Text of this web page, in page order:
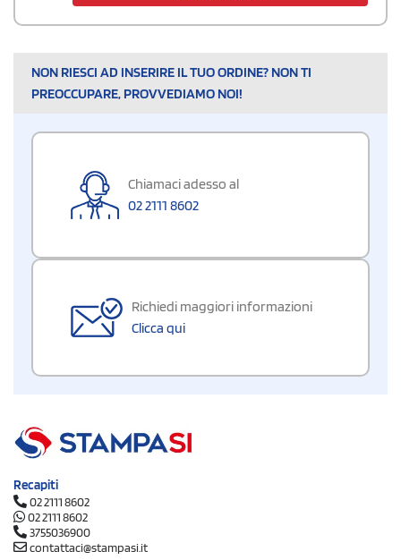
NON RIESCI AD INSERIRE IL TUO ORDINE? NON TI
PREOCCUPARE, PROVVEDIAMO NOI!
Chiamaci adesso al
02 2111 8602
Richiedi maggiori informazioni
Clicca qui
Recapiti
02 2111 8602
02 2111 8602
3755036900
contattaci@stampasi.it